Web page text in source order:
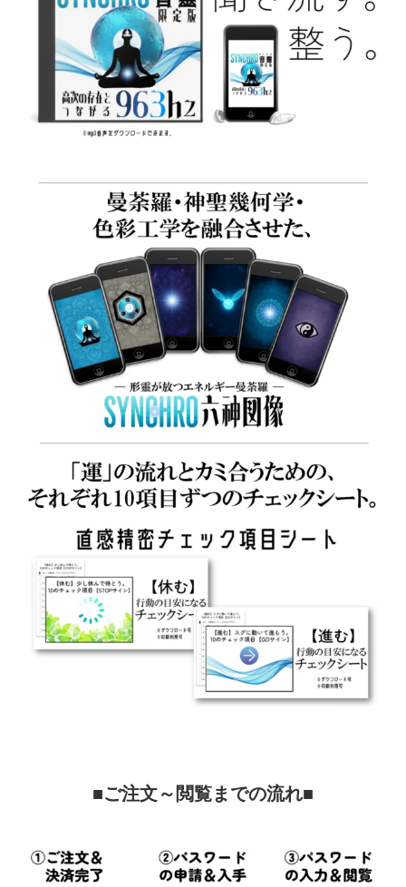
■ご注文～閲覧までの流れ■